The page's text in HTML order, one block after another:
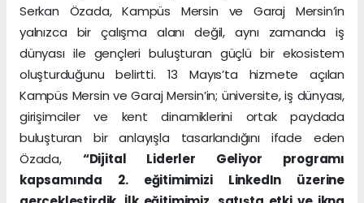
Serkan Özada, Kampüs Mersin ve Garaj Mersin’in
yalnızca bir çalışma alanı değil, aynı zamanda iş
dünyası ile gençleri buluşturan güçlü bir ekosistem
oluşturduğunu belirtti. 13 Mayıs’ta hizmete açılan
Kampüs Mersin ve Garaj Mersin’in; üniversite, iş dünyası,
girişimciler ve kent dinamiklerini ortak paydada
buluşturan bir anlayışla tasarlandığını ifade eden
Özada, “Dijital Liderler Geliyor programı
kapsamında 2. eğitimimizi LinkedIn üzerine